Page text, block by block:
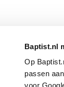
Baptist.nl
Op
passen